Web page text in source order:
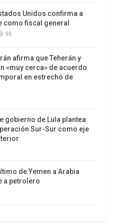
los tratados».
recortar la nota AAA
de Inversiones
nota «bajo vigilancia»,
en la misma
de seis países de la
de España, uno de los
con 9.7 por ciento de
impacto más fuerte,
Standard and
la nota de la región
Unidos confirma a
como fiscal general
96
afirma que Teherán y
«muy cerca» de acuerdo
en estrecho de
gobierno de Lula plantea
Sur-Sur como eje
de Yemen a Arabia
a petrolero